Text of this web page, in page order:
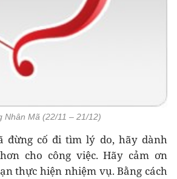
Nhân Mã (22/11 – 21/12)
đừng cố đi tìm lý do, hãy dành
cho công việc. Hãy cảm ơn
thực hiện nhiệm vụ. Bằng cách